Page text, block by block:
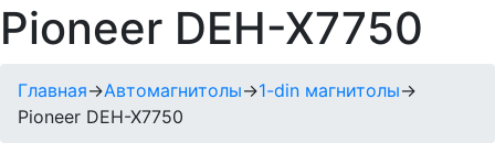
Pioneer DEH-X7750
Главная→Автомагнитолы→1-din магнитолы→
Pioneer DEH-X7750